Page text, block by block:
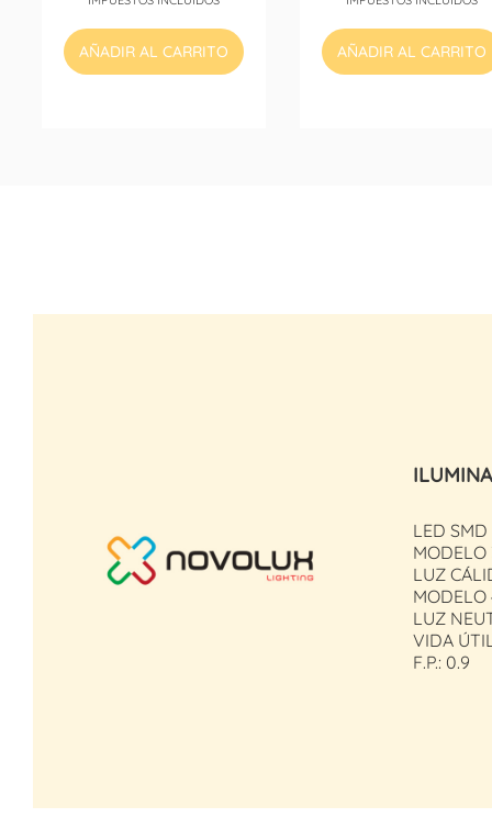
base
AÑADIR AL CARRITO
base
AÑADIR AL CARRITO
LED
MODELO
LUZ
LUZ
VIDA
F.P.: 0.9